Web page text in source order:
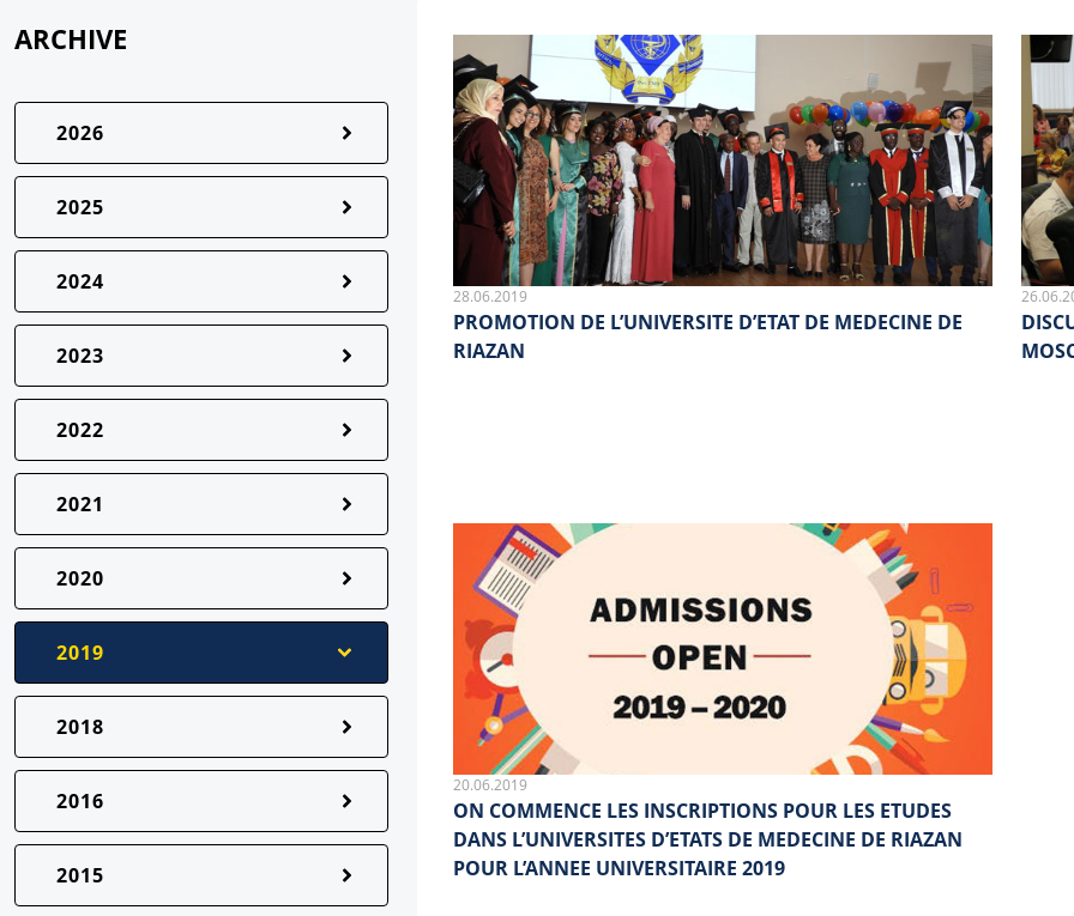
ARCHIVE
2026
2025
2024
2023
2022
2021
2020
2019
2018
2016
2015
28.06.2019
PROMOTION DE L’UNIVERSITE D’ETAT DE MEDECINE DE
RIAZAN
20.06.2019
ON COMMENCE LES INSCRIPTIONS POUR LES ETUDES
DANS L’UNIVERSITES D’ETATS DE MEDECINE DE RIAZAN
POUR L’ANNEE UNIVERSITAIRE 2019